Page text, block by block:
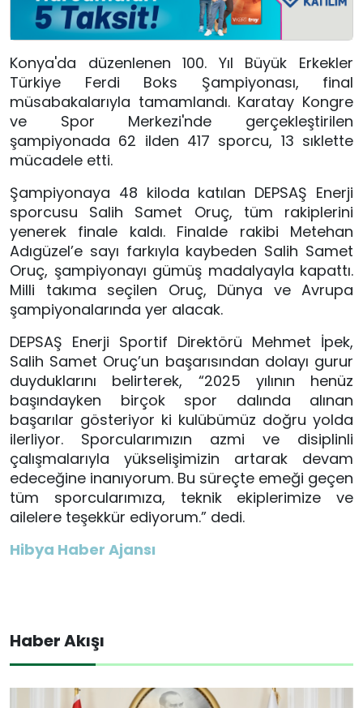
Konya'da düzenlenen 100. Yıl Büyük Erkekler
Türkiye Ferdi Boks Şampiyonası, final
müsabakalarıyla tamamlandı. Karatay Kongre
ve Spor Merkezi'nde gerçekleştirilen
şampiyonada 62 ilden 417 sporcu, 13 sıklette
mücadele etti.
Şampiyonaya 48 kiloda katılan DEPSAŞ Enerji
sporcusu Salih Samet Oruç, tüm rakiplerini
yenerek finale kaldı. Finalde rakibi Metehan
Adıgüzel’e sayı farkıyla kaybeden Salih Samet
Oruç, şampiyonayı gümüş madalyayla kapattı.
Milli takıma seçilen Oruç, Dünya ve Avrupa
şampiyonalarında yer alacak.
DEPSAŞ Enerji Sportif Direktörü Mehmet İpek,
Salih Samet Oruç’un başarısından dolayı gurur
duyduklarını belirterek, “2025 yılının henüz
başındayken birçok spor dalında alınan
başarılar gösteriyor ki kulübümüz doğru yolda
ilerliyor. Sporcularımızın azmi ve disiplinli
çalışmalarıyla yükselişimizin artarak devam
edeceğine inanıyorum. Bu süreçte emeği geçen
tüm sporcularımıza, teknik ekiplerimize ve
ailelere teşekkür ediyorum.” dedi.
Hibya Haber Ajansı
Haber Akışı